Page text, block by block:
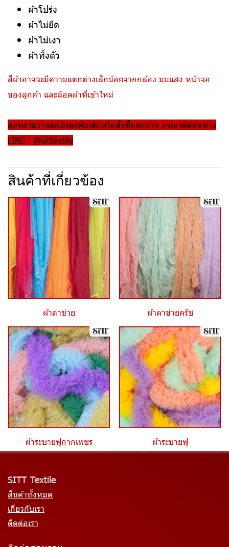
ผ้าโปร่ง
ผ้าไม่ยืด
ผ้าไม่เงา
ผ้าทิ้งตัว
สีผ้าอาจจะมีความแตกต่างเล็กน้อยจากกล้อง มุมแสง หน้าจอ
ของลูกค้า และล๊อตผ้าที่เข้าใหม่
สอบถามรายละเอียดเพิ่มเติมหรือสั่งซื้อยกม้วน กรุณาติดต่อทาง
LINE : @sitttextile
สินค้าที่เกี่ยวข้อง
ผ้าตาข่าย ผ้าตาข่ายครัช
ผ้าระบายฟูกากเพชร ผ้าระบายฟู
SITT Textile
สินค้าทั้งหมด
เกี่ยวกับเรา
ติดต่อเรา